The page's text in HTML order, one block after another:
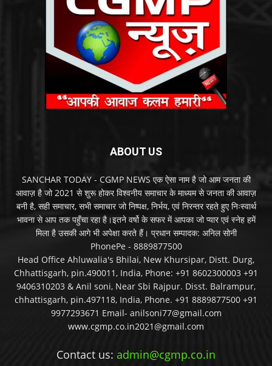
ABOUT US
SANCHAR TODAY - CGMP NEWS एक ऐसा नाम है जो आम जनता की
आवाज़ है जो 2021 से शुरू होकर विश्वनीय समाचार के माध्यम से जनता की आवाज़
बनी है, सही समाचार, सभी समाचार जो निष्पक्ष, निर्भय, एवं निरन्तर रहते हुए निःस्वार्थ
भावना से आप तक पहुँचा रहा है।इतने वर्षो के सफर में आपका जो प्यार एवं स्नेह हमें
मिला है उसकी आगे भी अपेक्षा करते हैं। प्रधान सम्पादक: अनिल सोनी
PhonePe - 8889877500
Head Office Ahluwalia's Bhilai, New Khursipar, Distt. Durg,
Chhattisgarh, pin.490011, India, Phone: +91 8602300003 +91
9406310203 & Anil soni, Near Sbi Rajpur. Disst. Balrampur,
chhattisgarh, pin.497118, India, Phone. +91 8889877500 +91
9977293671 Email- anilsoni77@gmail.com
www.cgmp.co.in2021@gmail.com
Contact us: admin@cgmp.co.in